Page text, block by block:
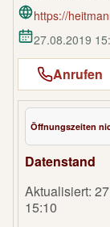
https://
27.08.2019
Anrufen
Öffnungszeiten
Datenstand
Aktualisiert:
15:10